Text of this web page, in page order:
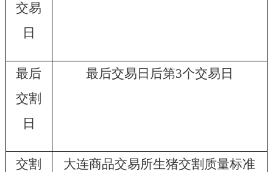
交易
日
最后
交割
日
最后交易日后第3个交易日
交割
大连商品交易所生猪交割质量标准